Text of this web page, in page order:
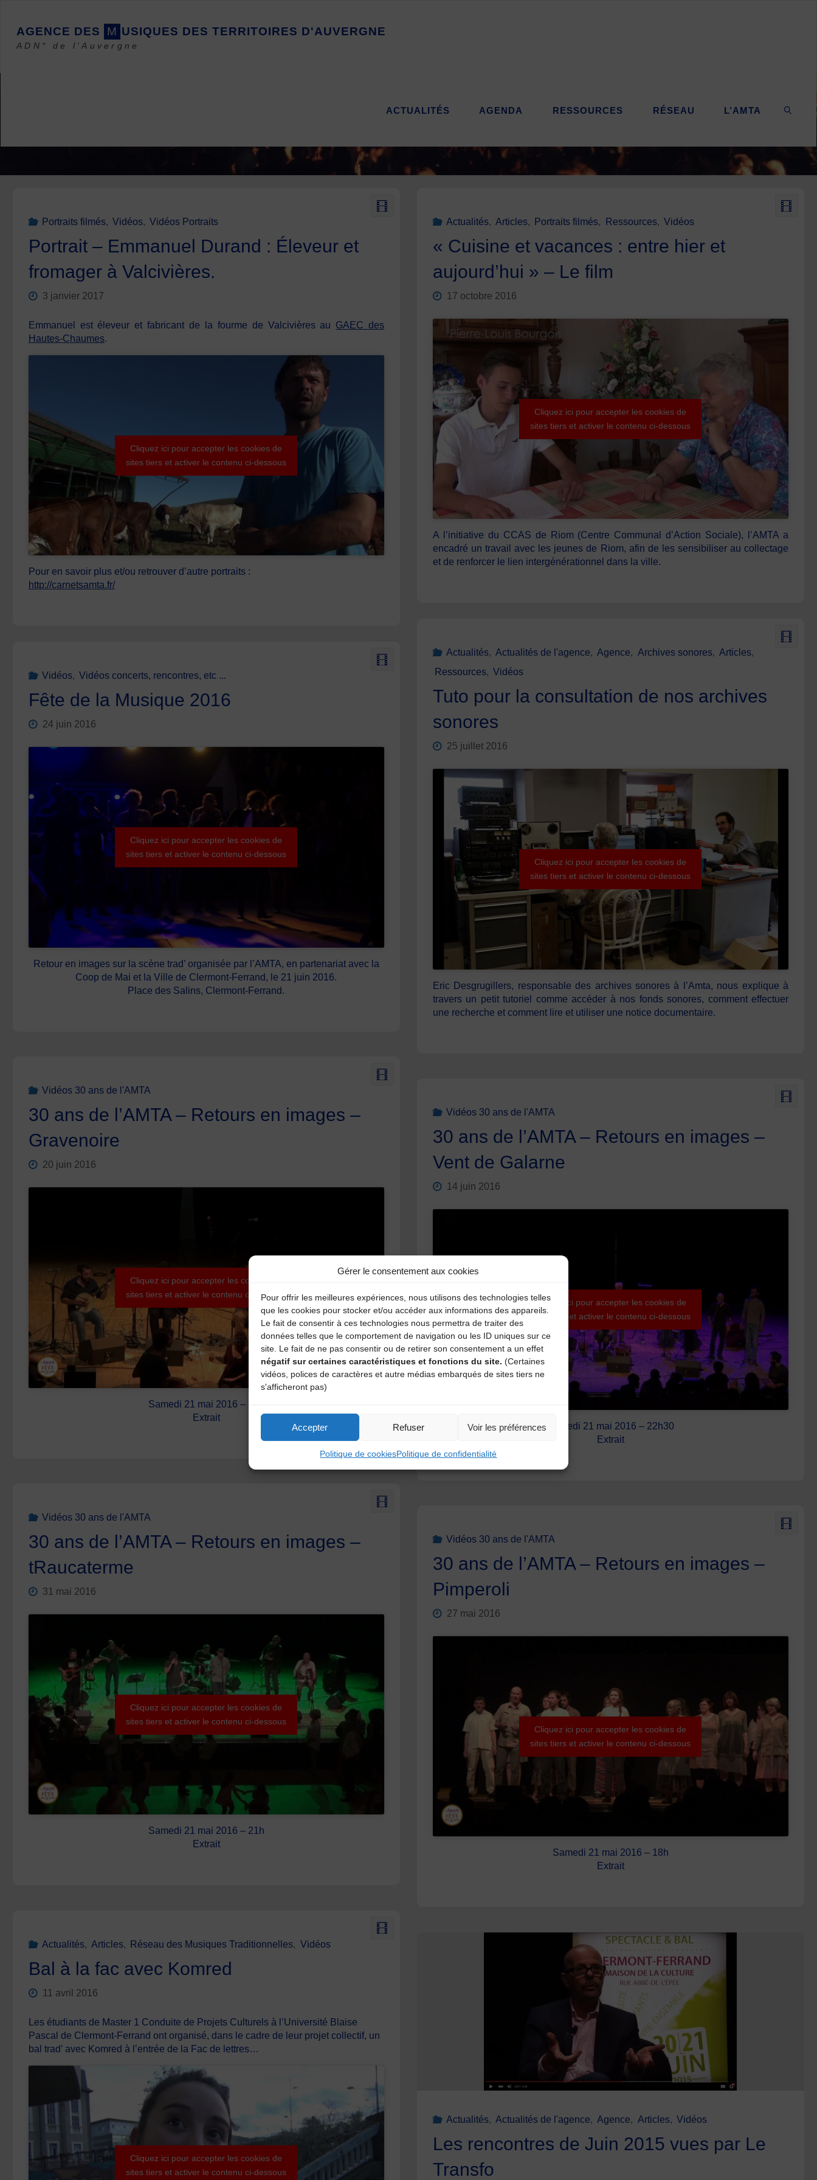
Gérer le consentement aux cookies
Pour offrir les meilleures expériences, nous utilisons des technologies telles
que les cookies pour stocker et/ou accéder aux informations des appareils.
Le fait de consentir à ces technologies nous permettra de traiter des
données telles que le comportement de navigation ou les ID uniques sur ce
site. Le fait de ne pas consentir ou de retirer son consentement a un effet
négatif sur certaines caractéristiques et fonctions du site. (Certaines
vidéos, polices de caractères et autre médias embarqués de sites tiers ne
s'afficheront pas)
Accepter Refuser Voir les préférences
Politique de cookiesPolitique de confidentialité
content
AGENCE DES M USIQUES DES TERRITOIRES D'AUVERGNE
ADN* de l'Auvergne
ACTUALITÉS AGENDA RESSOURCES RÉSEAU L’AMTA
Portraits filmés, Vidéos, Vidéos Portraits
Portrait – Emmanuel Durand : Éleveur et
fromager à Valcivières.
3 janvier 2017
Emmanuel est éleveur et fabricant de la fourme de Valcivières au GAEC des
Hautes-Chaumes.
Cliquez ici pour accepter les cookies de
sites tiers et activer le contenu ci-dessous
Pour en savoir plus et/ou retrouver d’autre portraits :
http://carnetsamta.fr/
Actualités, Articles, Portraits filmés, Ressources, Vidéos
« Cuisine et vacances : entre hier et
aujourd’hui » – Le film
17 octobre 2016
Cliquez ici pour accepter les cookies de
sites tiers et activer le contenu ci-dessous
A l’initiative du CCAS de Riom (Centre Communal d’Action Sociale), l’AMTA a
encadré un travail avec les jeunes de Riom, afin de les sensibiliser au collectage
et de renforcer le lien intergénérationnel dans la ville.
Actualités, Actualités de l'agence, Agence, Archives sonores, Articles,
Ressources, Vidéos
Tuto pour la consultation de nos archives
sonores
25 juillet 2016
Cliquez ici pour accepter les cookies de
sites tiers et activer le contenu ci-dessous
Eric Desgrugillers, responsable des archives sonores à l’Amta, nous explique à
travers un petit tutoriel comme accéder à nos fonds sonores, comment effectuer
une recherche et comment lire et utiliser une notice documentaire.
Vidéos, Vidéos concerts, rencontres, etc ...
Fête de la Musique 2016
24 juin 2016
Cliquez ici pour accepter les cookies de
sites tiers et activer le contenu ci-dessous
Retour en images sur la scène trad’ organisée par l’AMTA, en partenariat avec la
Coop de Mai et la Ville de Clermont-Ferrand, le 21 juin 2016.
Place des Salins, Clermont-Ferrand.
Vidéos 30 ans de l'AMTA
30 ans de l’AMTA – Retours en images –
Gravenoire
20 juin 2016
Cliquez ici pour accepter les cookies de
sites tiers et activer le contenu ci-dessous
Samedi 21 mai 2016 – 23h
Extrait
Vidéos 30 ans de l'AMTA
30 ans de l’AMTA – Retours en images –
Vent de Galarne
14 juin 2016
Cliquez ici pour accepter les cookies de
sites tiers et activer le contenu ci-dessous
Samedi 21 mai 2016 – 22h30
Extrait
Vidéos 30 ans de l'AMTA
30 ans de l’AMTA – Retours en images –
tRaucaterme
31 mai 2016
Cliquez ici pour accepter les cookies de
sites tiers et activer le contenu ci-dessous
Samedi 21 mai 2016 – 21h
Extrait
Vidéos 30 ans de l'AMTA
30 ans de l’AMTA – Retours en images –
Pimperoli
27 mai 2016
Cliquez ici pour accepter les cookies de
sites tiers et activer le contenu ci-dessous
Samedi 21 mai 2016 – 18h
Extrait
Actualités, Articles, Réseau des Musiques Traditionnelles, Vidéos
Bal à la fac avec Komred
11 avril 2016
Les étudiants de Master 1 Conduite de Projets Culturels à l’Université Blaise
Pascal de Clermont-Ferrand ont organisé, dans le cadre de leur projet collectif, un
bal trad’ avec Komred à l’entrée de la Fac de lettres…
Cliquez ici pour accepter les cookies de
sites tiers et activer le contenu ci-dessous
Actualités, Actualités de l'agence, Agence, Articles, Vidéos
Les rencontres de Juin 2015 vues par Le
Transfo